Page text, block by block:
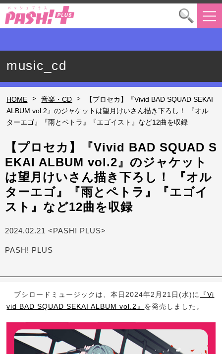
music_cd
HOME > 音楽・CD >
【プロセカ】『Vivid BAD SQUAD SEKAI
ALBUM vol.2』のジャケットは望月けいさん描き下ろし！ 『オル
ターエゴ』『雨とペトラ』『エゴイスト』など12曲を収録
【プロセカ】『Vivid BAD SQUAD S
EKAI ALBUM vol.2』のジャケット
は望月けいさん描き下ろし！ 『オル
ターエゴ』『雨とペトラ』『エゴイ
スト』など12曲を収録
2024.02.21 <PASH! PLUS>
PASH! PLUS
ブシロードミュージックは、本日2024年2月21日(水)に
『Vi
vid BAD SQUAD SEKAI ALBUM vol.2』 を発売しました。